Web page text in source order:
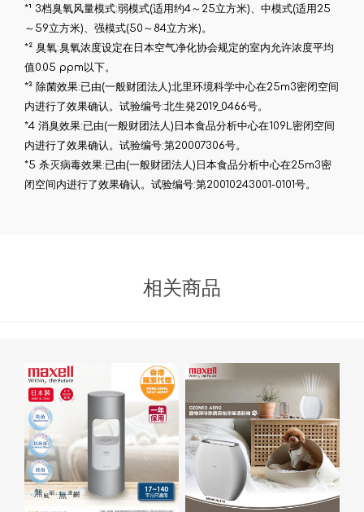
*¹ 3档臭氧风量模式:弱模式(适用约4～25立方米)、中模式(适用25
～59立方米)、强模式(50～84立方米)。
*² 臭氧:臭氧浓度设定在日本空气净化协会规定的室内允许浓度平均
值0.05 ppm以下。
*³ 除菌效果:已由(一般财团法人)北里环境科学中心在25m3密闭空间
内进行了效果确认。试验编号:北生発2019_0466号。
*4 消臭效果:已由(一般财团法人)日本食品分析中心在109L密闭空间
内进行了效果确认。试验编号:第20007306号。
*5 杀灭病毒效果:已由(一般财团法人)日本食品分析中心在25m3密
闭空间内进行了效果确认。试验编号:第20010243001-0101号。
相关商品